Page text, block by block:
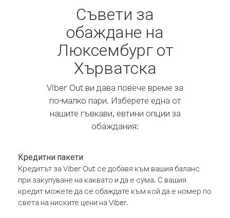
Съвети за
обаждане на
Люксембург от
Хърватска
Viber Out ви дава повече време за
по-малко пари. Изберете една от
нашите гъвкави, евтини опции за
обаждания:
Кредитни пакети
Кредитът за Viber Out се добавя към вашия баланс
при закупуване на каквато и да е сума. С вашия
кредит можете да се обаждате към кой да е номер по
света на ниските цени на Viber.